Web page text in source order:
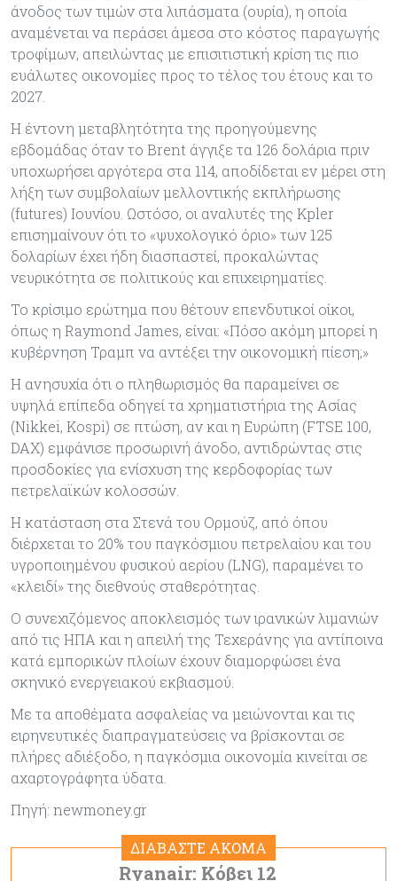
άνοδος των τιμών στα λιπάσματα (ουρία), η οποία
αναμένεται να περάσει άμεσα στο κόστος παραγωγής
τροφίμων, απειλώντας με επισιτιστική κρίση τις πιο
ευάλωτες οικονομίες προς το τέλος του έτους και το
2027.
Η έντονη μεταβλητότητα της προηγούμενης
εβδομάδας όταν το Brent άγγιξε τα 126 δολάρια πριν
υποχωρήσει αργότερα στα 114, αποδίδεται εν μέρει στη
λήξη των συμβολαίων μελλοντικής εκπλήρωσης
(futures) Ιουνίου. Ωστόσο, οι αναλυτές της Kpler
επισημαίνουν ότι το «ψυχολογικό όριο» των 125
δολαρίων έχει ήδη διασπαστεί, προκαλώντας
νευρικότητα σε πολιτικούς και επιχειρηματίες.
Το κρίσιμο ερώτημα που θέτουν επενδυτικοί οίκοι,
όπως η Raymond James, είναι: «Πόσο ακόμη μπορεί η
κυβέρνηση Τραμπ να αντέξει την οικονομική πίεση;»
Η ανησυχία ότι ο πληθωρισμός θα παραμείνει σε
υψηλά επίπεδα οδηγεί τα χρηματιστήρια της Ασίας
(Nikkei, Kospi) σε πτώση, αν και η Ευρώπη (FTSE 100,
DAX) εμφάνισε προσωρινή άνοδο, αντιδρώντας στις
προσδοκίες για ενίσχυση της κερδοφορίας των
πετρελαϊκών κολοσσών.
Η κατάσταση στα Στενά του Ορμούζ, από όπου
διέρχεται το 20% του παγκόσμιου πετρελαίου και του
υγροποιημένου φυσικού αερίου (LNG), παραμένει το
«κλειδί» της διεθνούς σταθερότητας.
Ο συνεχιζόμενος αποκλεισμός των ιρανικών λιμανιών
από τις ΗΠΑ και η απειλή της Τεχεράνης για αντίποινα
κατά εμπορικών πλοίων έχουν διαμορφώσει ένα
σκηνικό ενεργειακού εκβιασμού.
Με τα αποθέματα ασφαλείας να μειώνονται και τις
ειρηνευτικές διαπραγματεύσεις να βρίσκονται σε
πλήρες αδιέξοδο, η παγκόσμια οικονομία κινείται σε
αχαρτογράφητα ύδατα.
Πηγή: newmoney.gr
ΔΙΑΒΑΣΤΕ ΑΚΟΜΑ
Ryanair: Κόβει 12